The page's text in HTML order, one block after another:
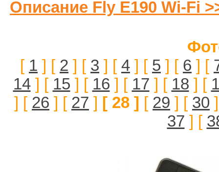
Описание Fly E190 Wi-Fi
[ 1 ] [ 2 ] [ 3 ] [ 4 ] [ 5 ] [ 6 ] [
14] [ 15 ] [ 16 ] [ 17 ] [ 18 ] [
] [ 26 ] [ 27 ] [ 28 ] [ 29 ] [ 30
37 ] [